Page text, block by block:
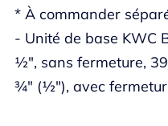
* À commander
- Unité de base KWC
½", sans fermeture,
¾" (½"), avec